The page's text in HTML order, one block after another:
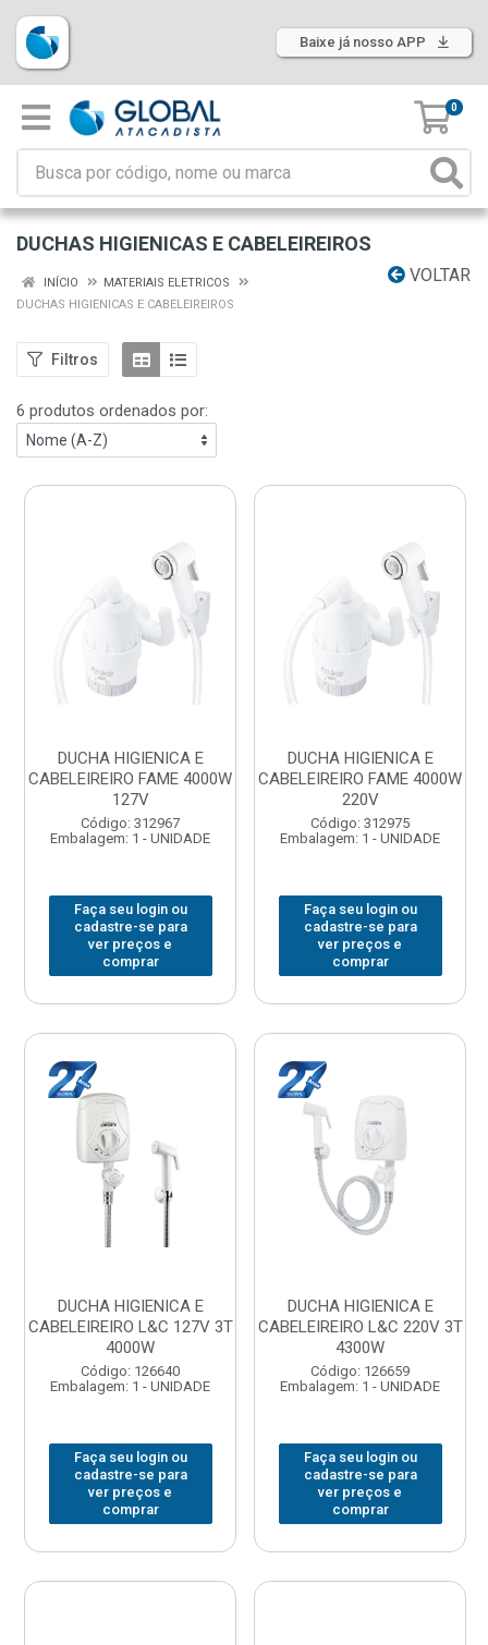
Baixe já nosso APP
0
DUCHAS HIGIENICAS E CABELEIREIROS
VOLTAR
INÍCIO
MATERIAIS ELETRICOS
DUCHAS HIGIENICAS E CABELEIREIROS
Filtros
6 produtos ordenados por:
DUCHA HIGIENICA E
CABELEIREIRO FAME 4000W
127V
Código: 312967
Embalagem: 1 - UNIDADE
Faça seu login ou
cadastre-se para
ver preços e
comprar
DUCHA HIGIENICA E
CABELEIREIRO FAME 4000W
220V
Código: 312975
Embalagem: 1 - UNIDADE
Faça seu login ou
cadastre-se para
ver preços e
comprar
DUCHA HIGIENICA E
CABELEIREIRO L&C 127V 3T
4000W
Código: 126640
Embalagem: 1 - UNIDADE
Faça seu login ou
cadastre-se para
ver preços e
comprar
DUCHA HIGIENICA E
CABELEIREIRO L&C 220V 3T
4300W
Código: 126659
Embalagem: 1 - UNIDADE
Faça seu login ou
cadastre-se para
ver preços e
comprar